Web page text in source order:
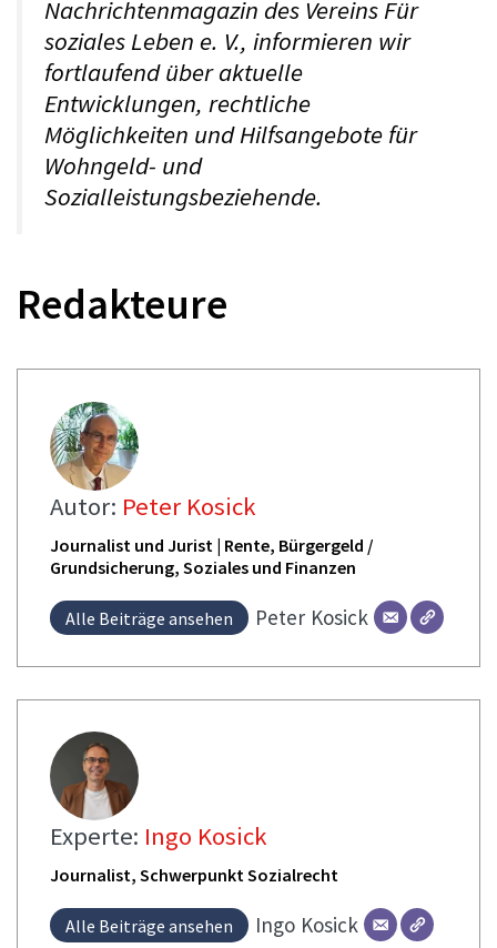
Nachrichtenmagazin des Vereins Für
soziales Leben e. V., informieren wir
fortlaufend über aktuelle
Entwicklungen, rechtliche
Möglichkeiten und Hilfsangebote für
Wohngeld- und
Sozialleistungsbeziehende.
Redakteure
Autor: Peter Kosick
Journalist und Jurist | Rente, Bürgergeld /
Grundsicherung, Soziales und Finanzen
Alle Beiträge ansehen Peter Kosick
Experte: Ingo Kosick
Journalist, Schwerpunkt Sozialrecht
Alle Beiträge ansehen Ingo Kosick